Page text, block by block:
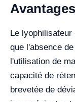
Le
que l'absence
l'utilisation de
capacité de
brevetée de